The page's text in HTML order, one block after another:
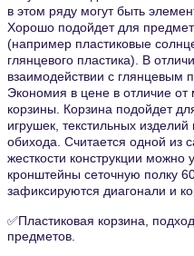
в этом ряду могут быть
Хорошо подойдет для
(например пластиковые
глянцевого пластика). В
взаимодействии с глянцевым
Экономия в цене в отличие от
корзины. Корзина подойдет
игрушек, текстильных
обихода. Считается одной из
жесткости конструкции можно
кронштейны сеточную полку
зафиксируются диагонали и
✅Пластиковая корзина,
предметов.